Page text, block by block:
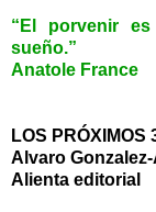
“El porvenir
sueño.”
Anatole France
LOS PRÓXIMOS
Alvaro
Alienta editorial